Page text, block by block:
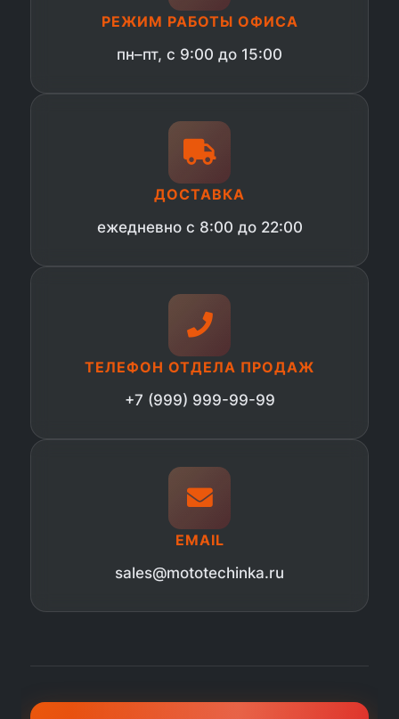
РЕЖИМ РАБОТЫ ОФИСА
пн–пт, с 9:00 до 15:00
ДОСТАВКА
ежедневно с 8:00 до 22:00
ТЕЛЕФОН ОТДЕЛА ПРОДАЖ
+7 (999) 999-99-99
EMAIL
sales@mototechinka.ru